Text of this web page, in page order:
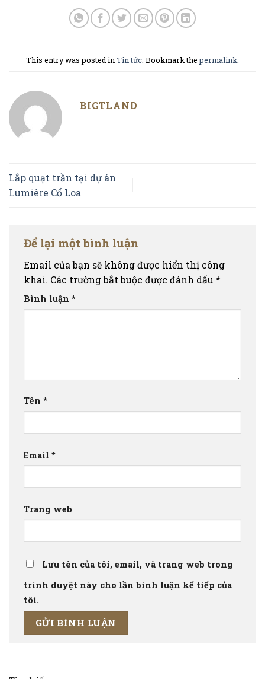
This entry was posted inTin tức. Bookmark thepermalink.
BIGTLAND
Lắp quạt trần tại dự án
Lumière Cổ Loa
Để lại một bình luận
Email của bạn sẽ không được hiển thị công
khai. Các trường bắt buộc được đánh dấu *
Bình luận *
Tên *
Email *
Trang web
Lưu tên của tôi, email, và trang web trong
trình duyệt này cho lần bình luận kế tiếp của
tôi.